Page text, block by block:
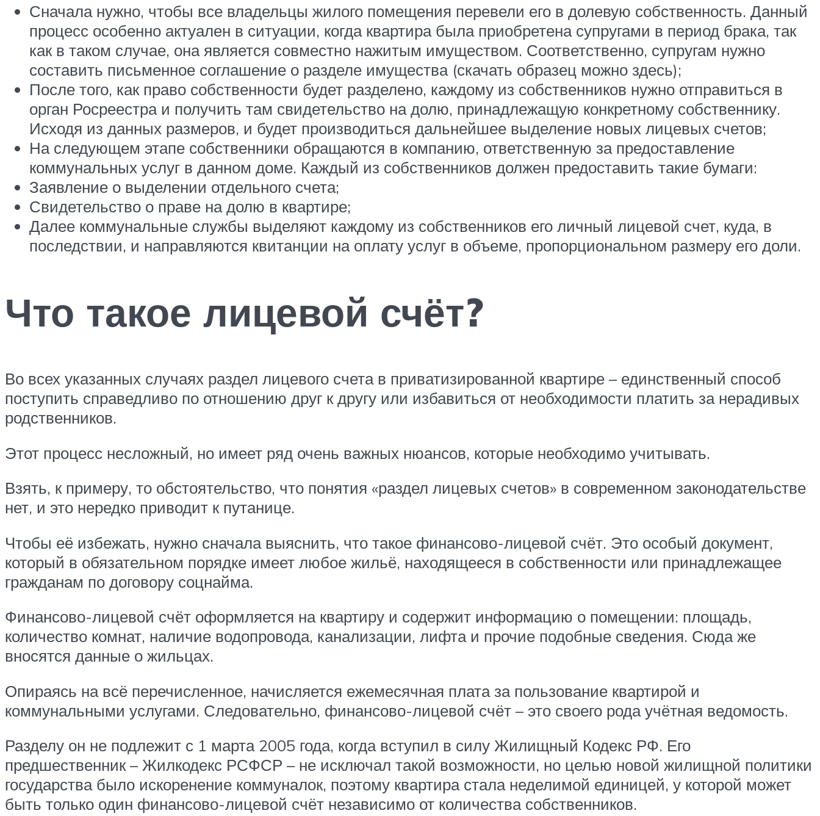
Сначала нужно, чтобы все владельцы жилого помещения перевели его в долевую собственность. Данный
процесс особенно актуален в ситуации, когда квартира была приобретена супругами в период брака, так
как в таком случае, она является совместно нажитым имуществом. Соответственно, супругам нужно
составить письменное соглашение о разделе имущества (скачать образец можно здесь);
После того, как право собственности будет разделено, каждому из собственников нужно отправиться в
орган Росреестра и получить там свидетельство на долю, принадлежащую конкретному собственнику.
Исходя из данных размеров, и будет производиться дальнейшее выделение новых лицевых счетов;
На следующем этапе собственники обращаются в компанию, ответственную за предоставление
коммунальных услуг в данном доме. Каждый из собственников должен предоставить такие бумаги:
Заявление о выделении отдельного счета;
Свидетельство о праве на долю в квартире;
Далее коммунальные службы выделяют каждому из собственников его личный лицевой счет, куда, в
последствии, и направляются квитанции на оплату услуг в объеме, пропорциональном размеру его доли.
Что такое лицевой счёт?
Во всех указанных случаях раздел лицевого счета в приватизированной квартире – единственный способ
поступить справедливо по отношению друг к другу или избавиться от необходимости платить за нерадивых
родственников.
Этот процесс несложный, но имеет ряд очень важных нюансов, которые необходимо учитывать.
Взять, к примеру, то обстоятельство, что понятия «раздел лицевых счетов» в современном законодательстве
нет, и это нередко приводит к путанице.
Чтобы её избежать, нужно сначала выяснить, что такое финансово-лицевой счёт. Это особый документ,
который в обязательном порядке имеет любое жильё, находящееся в собственности или принадлежащее
гражданам по договору соцнайма.
Финансово-лицевой счёт оформляется на квартиру и содержит информацию о помещении: площадь,
количество комнат, наличие водопровода, канализации, лифта и прочие подобные сведения. Сюда же
вносятся данные о жильцах.
Опираясь на всё перечисленное, начисляется ежемесячная плата за пользование квартирой и
коммунальными услугами. Следовательно, финансово-лицевой счёт – это своего рода учётная ведомость.
Разделу он не подлежит с 1 марта 2005 года, когда вступил в силу Жилищный Кодекс РФ. Его
предшественник – Жилкодекс РСФСР – не исключал такой возможности, но целью новой жилищной политики
государства было искоренение коммуналок, поэтому квартира стала неделимой единицей, у которой может
быть только один финансово-лицевой счёт независимо от количества собственников.